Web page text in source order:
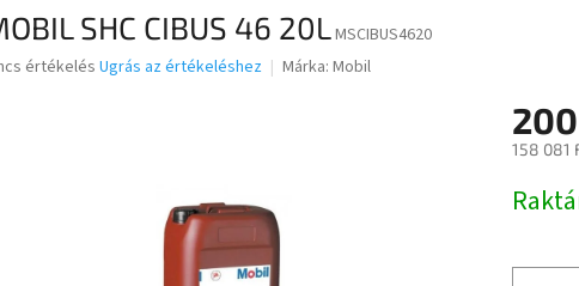
SHC CIBUS 46 20LMSCIBUS4620
értékelésUgrás az értékeléshez Márka: Mobil
158 081